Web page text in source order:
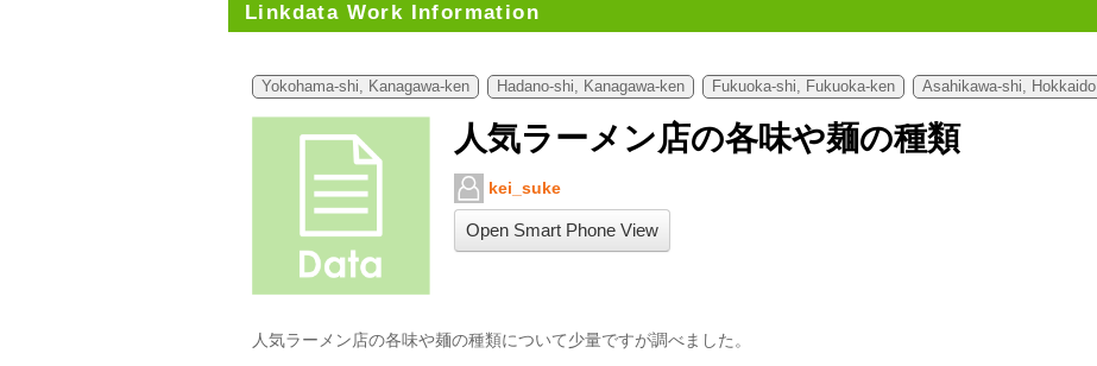
Linkdata Work Information
Yokohama-shi, Kanagawa-ken Hadano-shi, Kanagawa-ken Fukuoka-shi, Fukuoka-ken Asahikawa-shi, Hokkaido
人気ラーメン店の各味や麺の種類
kei_suke
Open Smart Phone View
人気ラーメン店の各味や麺の種類について少量ですが調べました。